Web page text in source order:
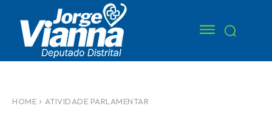
HOME ATIVIDADE PARLAMENTAR